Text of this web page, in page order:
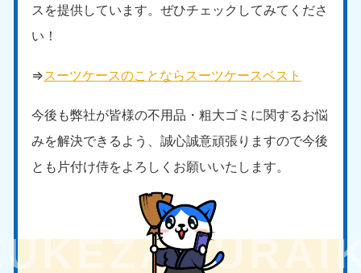
スを提供しています。ぜひチェックしてみてくださ
い！
⇒スーツケースのことならスーツケースベスト
今後も弊社が皆様の不用品・粗大ゴミに関するお悩
みを解決できるよう、誠心誠意頑張りますので今後
とも片付け侍をよろしくお願いいたします。